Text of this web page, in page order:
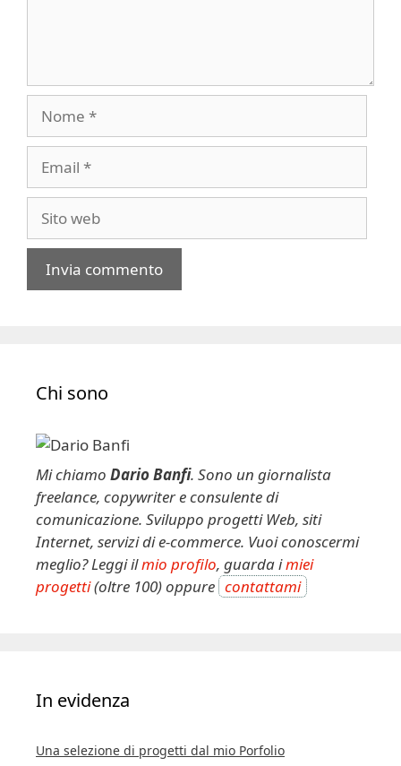
web
v
Chi sono
Mi chiamo Dario Banfi. Sono un giornalista
freelance, copywriter e consulente di
comunicazione. Sviluppo progetti Web, siti
Internet, servizi di e-commerce. Vuoi conoscermi
meglio? Leggi ilmio profilo, guarda imiei
progetti(oltre 100) oppure contattami
In evidenza
Una selezione di progetti dal mio Porfolio